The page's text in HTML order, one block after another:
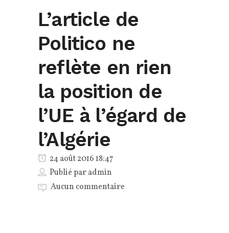
L’article de
Politico ne
reflète en rien
la position de
l’UE à l’égard de
l’Algérie
24 août 2016 18:47
Publié paradmin
Aucun commentaire